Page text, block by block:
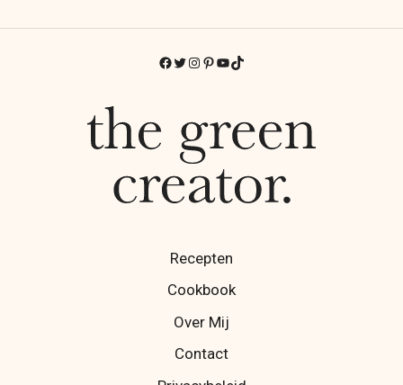
Facebook
Twitter
Instagram
Pinterest
YouTube
TikTok
Recepten
Cookbook
Over Mij
Contact